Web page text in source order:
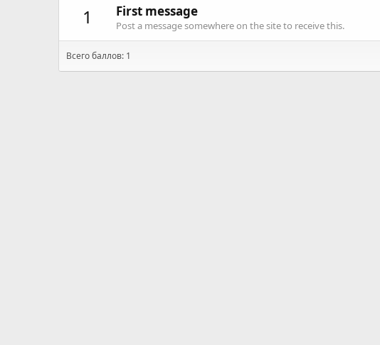
1
First message
Post a message somewhere on the site to receive this.
Всего баллов: 1